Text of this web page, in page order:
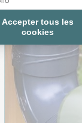
Accepter tous les
cookies